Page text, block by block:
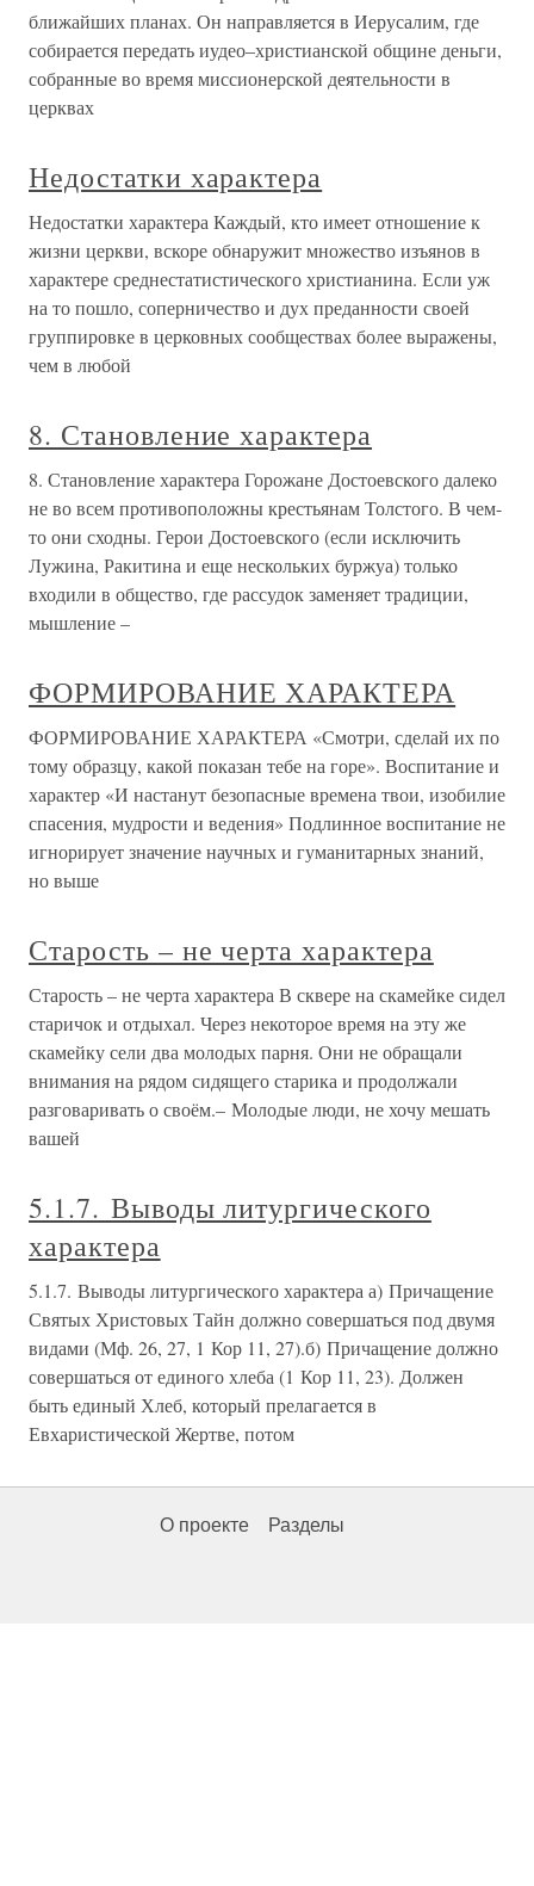
ближайших планах. Он направляется в Иерусалим, где
собирается передать иудео–христианской общине деньги,
собранные во время миссионерской деятельности в
церквах
Недостатки характера
Недостатки характера Каждый, кто имеет отношение к
жизни церкви, вскоре обнаружит множество изъянов в
характере среднестатистического христианина. Если уж
на то пошло, соперничество и дух преданности своей
группировке в церковных сообществах более выражены,
чем в любой
8. Становление характера
8. Становление характера Горожане Достоевского далеко
не во всем противоположны крестьянам Толстого. В чем-
то они сходны. Герои Достоевского (если исключить
Лужина, Ракитина и еще нескольких буржуа) только
входили в общество, где рассудок заменяет традиции,
мышление –
ФОРМИРОВАНИЕ ХАРАКТЕРА
ФОРМИРОВАНИЕ ХАРАКТЕРА «Смотри, сделай их по
тому образцу, какой показан тебе на горе». Воспитание и
характер «И настанут безопасные времена твои, изобилие
спасения, мудрости и ведения» Подлинное воспитание не
игнорирует значение научных и гуманитарных знаний,
но выше
Старость – не черта характера
Старость – не черта характера В сквере на скамейке сидел
старичок и отдыхал. Через некоторое время на эту же
скамейку сели два молодых парня. Они не обращали
внимания на рядом сидящего старика и продолжали
разговаривать о своём.– Молодые люди, не хочу мешать
вашей
5.1.7. Выводы литургического
характера
5.1.7. Выводы литургического характера а) Причащение
Святых Христовых Тайн должно совершаться под двумя
видами (Мф. 26, 27, 1 Кор 11, 27).б) Причащение должно
совершаться от единого хлеба (1 Кор 11, 23). Должен
быть единый Хлеб, который прелагается в
Евхаристической Жертве, потом
О проекте Разделы